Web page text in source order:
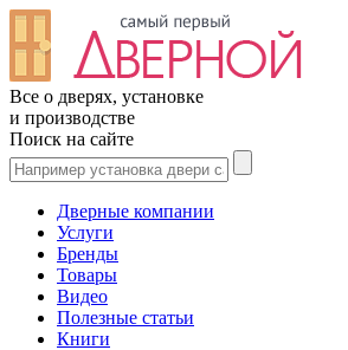
Все о дверях, установке
и производстве
Поиск на сайте
Дверные компании
Услуги
Бренды
Товары
Видео
Полезные статьи
Книги